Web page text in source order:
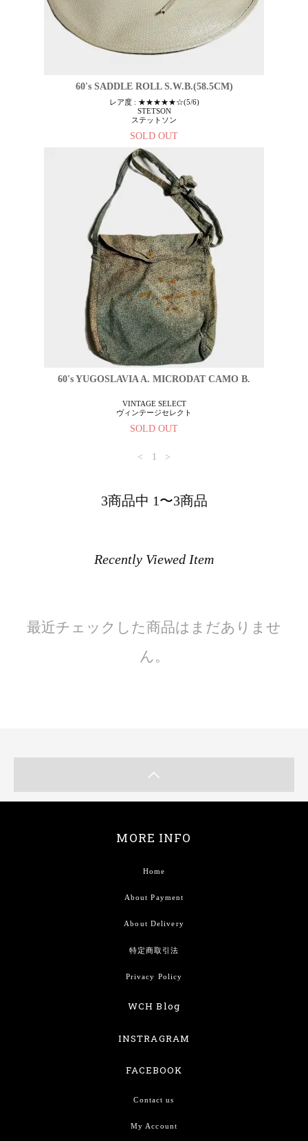
60's SADDLE ROLL S.W.B.(58.5CM)
レア度 : ★★★★★☆(5/6)
STETSON
ステットソン
SOLD OUT
60's YUGOSLAVIA A. MICRODAT CAMO B.
VINTAGE SELECT
ヴィンテージセレクト
SOLD OUT
< 1 >
3商品中 1〜3商品
Recently Viewed Item
最近チェックした商品はまだありませ
ん。
MORE INFO
Home
About Payment
About Delivery
特定商取引法
Privacy Policy
WCH Blog
INSTRAGRAM
FACEBOOK
Contact us
My Account